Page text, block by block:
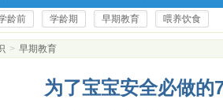
龄前 学龄期 早期教育 喂养饮食
> 早期教育
为了宝宝安全必做的